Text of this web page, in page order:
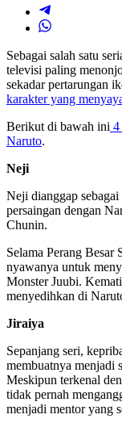
Sebagai salah satu
televisi paling
sekadar pertarungan
karakter yang
Berikut di bawah ini 4
Naruto.
Neji
Neji dianggap
persaingan dengan
Chunin.
Selama Perang
nyawanya untuk
Monster Juubi.
menyedihkan di
Jiraiya
Sepanjang seri,
membuatnya menjadi
Meskipun terkenal
tidak pernah
menjadi mentor yang